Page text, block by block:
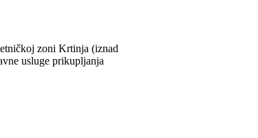
zoni Krtinja (iznad
usluge prikupljanja